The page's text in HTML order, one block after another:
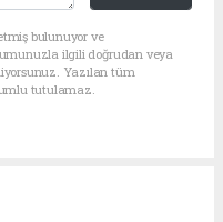
bulunuyor ve
ilgili doğrudan veya
Yazılan tüm
tutulamaz.